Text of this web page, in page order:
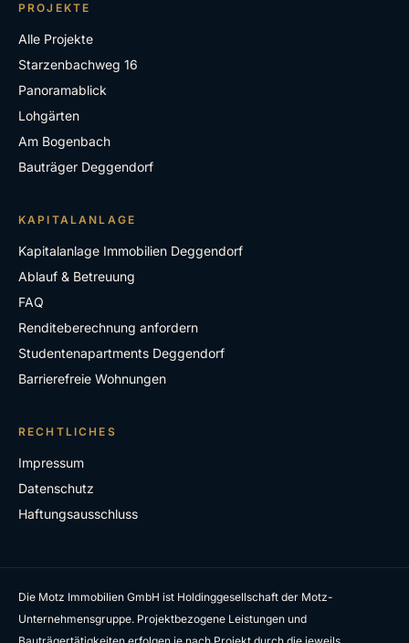
PROJEKTE
Alle Projekte
Starzenbachweg 16
Panoramablick
Lohgärten
Am Bogenbach
Bauträger Deggendorf
KAPITALANLAGE
Kapitalanlage Immobilien Deggendorf
Ablauf & Betreuung
FAQ
Renditeberechnung anfordern
Studentenapartments Deggendorf
Barrierefreie Wohnungen
RECHTLICHES
Impressum
Datenschutz
Haftungsausschluss
Die Motz Immobilien GmbH ist Holdinggesellschaft der Motz-
Unternehmensgruppe. Projektbezogene Leistungen und